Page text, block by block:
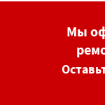
Мы